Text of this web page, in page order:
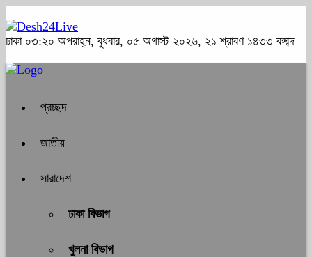
ঢাকা ০৩:২০ অপরাহ্ন, বুধবার, ০৫ অগাস্ট ২০২৬, ২১ শ্রাবণ ১৪৩৩ বঙ্গাব্দ
প্রচ্ছদ
জাতীয়
সারাদেশ
ঢাকা বিভাগ
খুলনা বিভাগ